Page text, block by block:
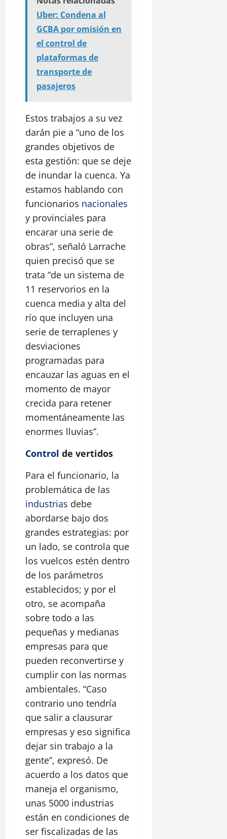
Uber: Condena al
GCBA por omisión en
el control de
plataformas de
transporte de
pasajeros
Estos trabajos a su vez
darán pie a “uno de los
grandes objetivos de
esta gestión: que se deje
de inundar la cuenca. Ya
estamos hablando con
funcionarios nacionales
y provinciales para
encarar una serie de
obras”, señaló Larrache
quien precisó que se
trata “de un sistema de
11 reservorios en la
cuenca media y alta del
río que incluyen una
serie de terraplenes y
desviaciones
programadas para
encauzar las aguas en el
momento de mayor
crecida para retener
momentáneamente las
enormes lluvias”.
Control de vertidos
Para el funcionario, la
problemática de las
industrias debe
abordarse bajo dos
grandes estrategias: por
un lado, se controla que
los vuelcos estén dentro
de los parámetros
establecidos; y por el
otro, se acompaña
sobre todo a las
pequeñas y medianas
empresas para que
pueden reconvertirse y
cumplir con las normas
ambientales. “Caso
contrario uno tendría
que salir a clausurar
empresas y eso significa
dejar sin trabajo a la
gente”, expresó. De
acuerdo a los datos que
maneja el organismo,
unas 5000 industrias
están en condiciones de
ser fiscalizadas de las